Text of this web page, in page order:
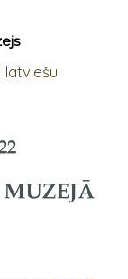
latviešu